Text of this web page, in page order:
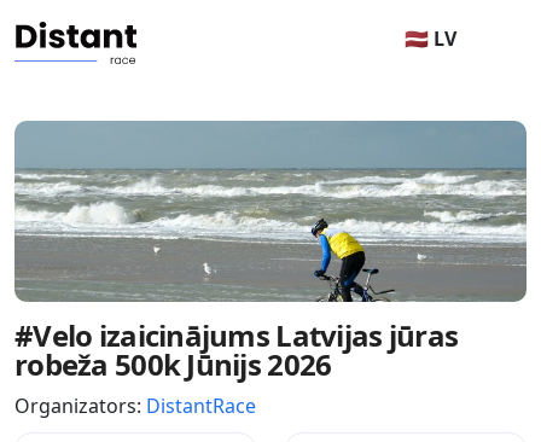
🇱🇻 LV
#Velo izaicinājums Latvijas jūras
robeža 500k Jūnijs 2026
Organizators: DistantRace